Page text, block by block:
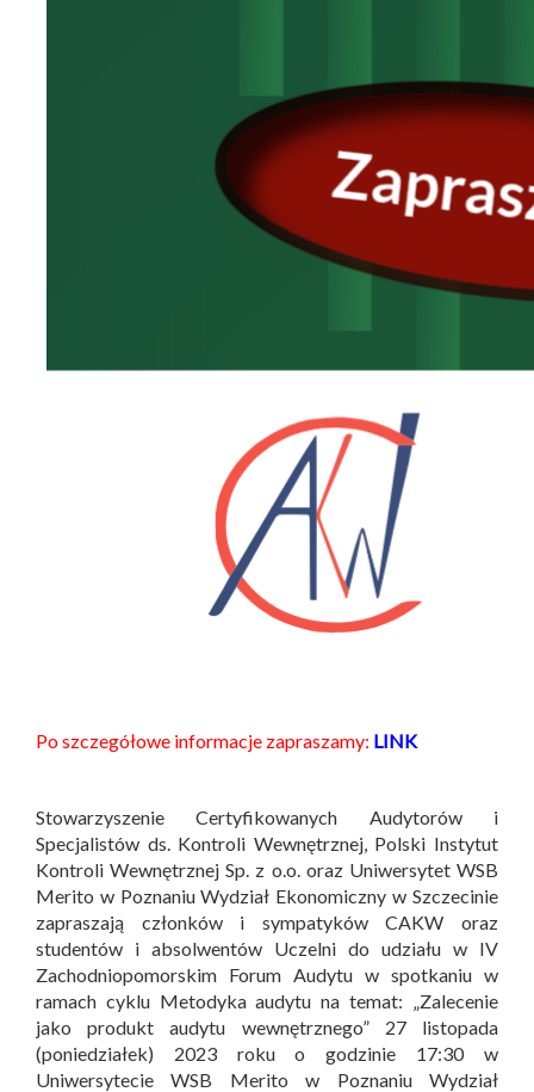
Po szczegółowe informacje zapraszamy: LINK
Stowarzyszenie Certyfikowanych Audytorów i
Specjalistów ds. Kontroli Wewnętrznej, Polski Instytut
Kontroli Wewnętrznej Sp. z o.o. oraz Uniwersytet WSB
Merito w Poznaniu Wydział Ekonomiczny w Szczecinie
zapraszają członków i sympatyków CAKW oraz
studentów i absolwentów Uczelni do udziału w IV
Zachodniopomorskim Forum Audytu w spotkaniu w
ramach cyklu Metodyka audytu na temat: „Zalecenie
jako produkt audytu wewnętrznego” 27 listopada
(poniedziałek) 2023 roku o godzinie 17:30 w
Uniwersytecie WSB Merito w Poznaniu Wydział